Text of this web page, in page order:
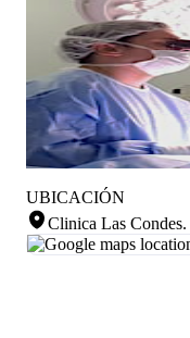
UBICACIÓN
Clinica Las Condes.